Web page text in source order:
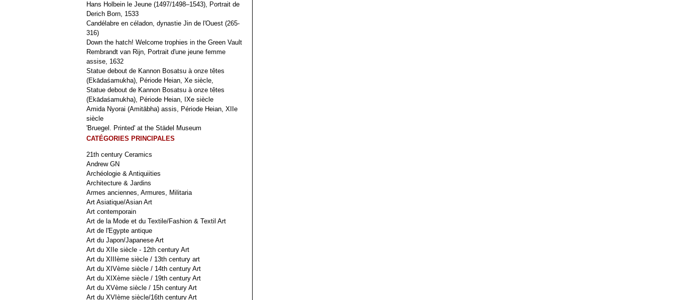
Hans Holbein le Jeune (1497/1498–1543), Portrait de
Derich Born, 1533
Candélabre en céladon, dynastie Jin de l'Ouest (265-
316)
Down the hatch! Welcome trophies in the Green Vault
Rembrandt van Rijn, Portrait d'une jeune femme
assise, 1632
Statue debout de Kannon Bosatsu à onze têtes
(Ekādaśamukha), Période Heian, Xe siècle,
Statue debout de Kannon Bosatsu à onze têtes
(Ekādaśamukha), Période Heian, IXe siècle
Amida Nyorai (Amitābha) assis, Période Heian, XIIe
siècle
'Bruegel. Printed' at the Städel Museum
CATÉGORIES PRINCIPALES
21th century Ceramics
Andrew GN
Archéologie & Antiquiities
Architecture & Jardins
Armes anciennes, Armures, Militaria
Art Asiatique/Asian Art
Art contemporain
Art de la Mode et du Textile/Fashion & Textil Art
Art de l'Egypte antique
Art du Japon/Japanese Art
Art du XIIe siècle - 12th century Art
Art du XIIIème siècle / 13th century art
Art du XIVème siècle / 14th century Art
Art du XIXème siècle / 19th century Art
Art du XVème siècle / 15h century Art
Art du XVIème siècle/16th century Art